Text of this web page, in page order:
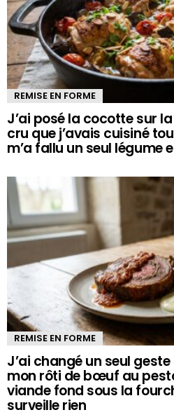
REMISE EN FORME
J’ai posé la cocotte sur
cru que j’avais cuisiné
m’a fallu un seul légume
REMISE EN FORME
J’ai changé un seul
mon rôti de bœuf au
viande fond sous la
surveille rien